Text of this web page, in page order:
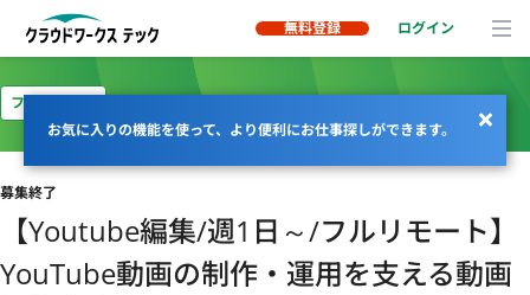
無料登録 ログイン
お気に入りの機能を使って、より便利にお仕事探しができます。
フルリモート
募集終了
【Youtube編集/週1日～/フルリモート】
YouTube動画の制作・運用を支える動画